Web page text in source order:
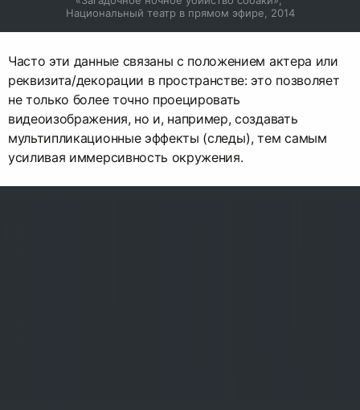
Национальный театр в прямом эфире, 2014
Часто эти данные связаны с положением актера или
реквизита/декорации в пространстве: это позволяет
не только более точно проецировать
видеоизображения, но и, например, создавать
мультипликационные эффекты (следы), тем самым
усиливая иммерсивность окружения.